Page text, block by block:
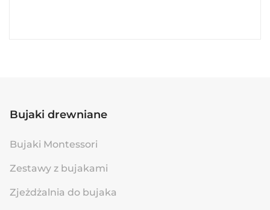
Bujaki drewniane
Bujaki Montessori
Zestawy z bujakami
Zjeżdżalnia do bujaka